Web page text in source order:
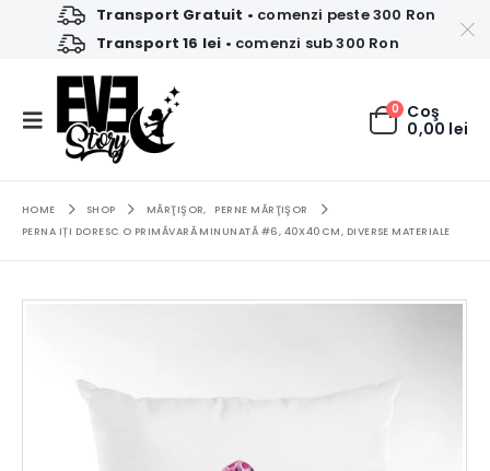
Transport Gratuit • comenzi peste 300 Ron
Transport 16 lei • comenzi sub 300 Ron
0 Coş
0,00 lei
HOME SHOP MĂRŢIŞOR,
PERNE MĂRŢIŞOR
PERNA IȚI DORESC O PRIMĂVARĂ MINUNATĂ #6, 40X40CM, DIVERSE MATERIALE